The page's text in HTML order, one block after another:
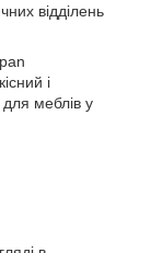
відділень
і
для меблів у